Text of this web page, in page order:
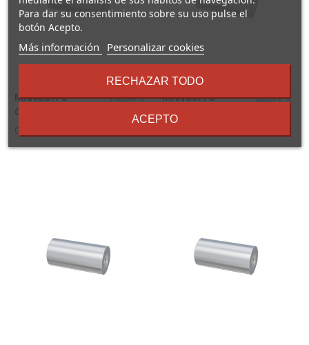
MANGUITO
CILINDRICO M6X20
15,84 €
MANGUITO
22,37 €
Para dar su consentimiento sobre su uso pulse el
botón Acepto.
Más información
sobre
términos
condiciones
Personalizar cookies
RECHAZAR TODO
ACEPTO